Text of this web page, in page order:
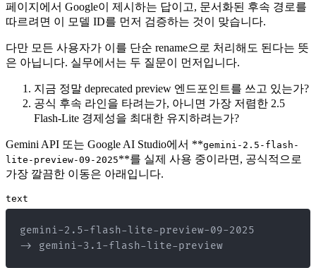
페이지에서 Google이 제시하는 답이고, 문서화된 후속 경로를
따르려면 이 모델 ID를 먼저 검증하는 것이 맞습니다.
다만 모든 사용자가 이를 단순 rename으로 처리해도 된다는 뜻
은 아닙니다. 실무에서는 두 질문이 먼저입니다.
지금 정말 deprecated preview 엔드포인트를 쓰고 있는가?
공식 후속 라인을 타려는가, 아니면 가장 저렴한 2.5
Flash-Lite 경제성을 최대한 유지하려는가?
Gemini API 또는 Google AI Studio에서 **gemini-2.5-flash-
lite-preview-09-2025**를 실제 사용 중이라면, 공식적으로
가장 깔끔한 이동은 아래입니다.
text
-> gemini-3.1-flash-lite-preview